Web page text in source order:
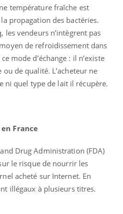
température fraîche est
propagation des bactéries.
les vendeurs n’intègrent pas
de refroidissement dans
mode d’échange : il n’existe
de qualité. L’acheteur ne
ni quel type de lait il récupère.
France
Drug Administration (FDA)
le risque de nourrir les
acheté sur Internet. En
illégaux à plusieurs titres.